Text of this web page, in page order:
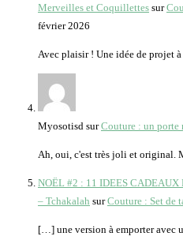
Merveilles et Coquillettes sur
février 2026
Avec plaisir ! Une idée de projet
Myosotisd surCouture : un porte
Ah, oui, c'est très joli et original.
NOËL #2 : 11 IDEES CADEAUX
– Tchakalah surCouture : Set de
[…] une version à emporter avec